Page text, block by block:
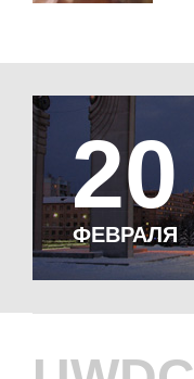
20
ФЕВРАЛЯ